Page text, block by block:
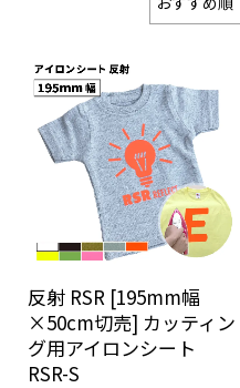
反射 RSR [195mm幅
×50cm切売] カッティン
グ用アイロンシート
RSR-S